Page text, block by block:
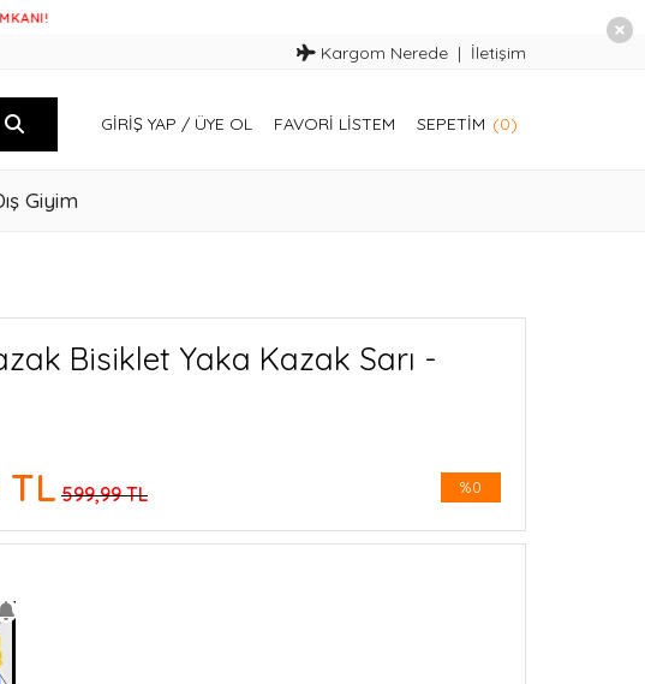
Kargom Nerede İletişim
GIRIŞ YAP / ÜYE OL FAVORI LISTEM SEPETIM (0)
Giyim
Bisiklet Yaka Kazak Sarı -
%0
TL 599,99 TL